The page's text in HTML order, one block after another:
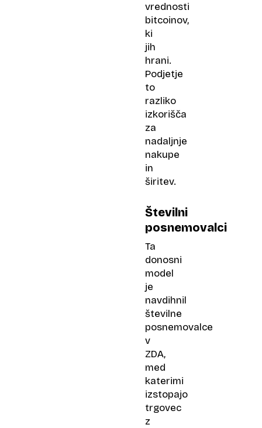
vrednosti
bitcoinov,
ki
jih
hrani.
Podjetje
to
razliko
izkorišča
za
nadaljnje
nakupe
in
širitev.
Številni
posnemovalci
Ta
donosni
model
je
navdihnil
številne
posnemovalce
v
ZDA,
med
katerimi
izstopajo
trgovec
z